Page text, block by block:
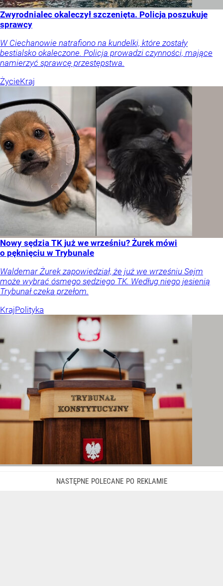
Zwyrodnialec okaleczył szczenięta. Policja poszukuje
sprawcy
W Ciechanowie natrafiono na kundelki, które zostały
bestialsko okaleczone. Policja prowadzi czynności, mające
namierzyć sprawcę przestępstwa.
ŻycieKraj
Nowy sędzia TK już we wrześniu? Żurek mówi
o pęknięciu w Trybunale
Waldemar Żurek zapowiedział, że już we wrześniu Sejm
może wybrać ósmego sędziego TK. Według niego jesienią
Trybunał czeka przełom.
KrajPolityka